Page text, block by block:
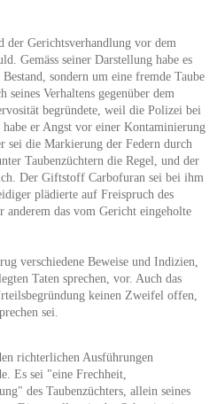
der Gerichtsverhandlung vor dem
Gemäss seiner Darstellung habe es
sondern um eine fremde Taube
seines Verhaltens gegenüber dem
begründete, weil die Polizei bei
er Angst vor einer Kontaminierung
sei die Markierung der Federn durch
Taubenzüchtern die Regel, und der
Der Giftstoff Carbofuran sei bei ihm
plädierte auf Freispruch des
das vom Gericht eingeholte
verschiedene Beweise und Indizien,
Taten sprechen, vor. Auch das
keinen Zweifel offen,
sei.
richterlichen Ausführungen
Es sei "eine Frechheit,
des Taubenzüchters, allein seines